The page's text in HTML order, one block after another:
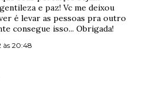
e paz! Vc me deixou
é levar as pessoas pra outro
consegue isso... Obrigada!
às 20:48